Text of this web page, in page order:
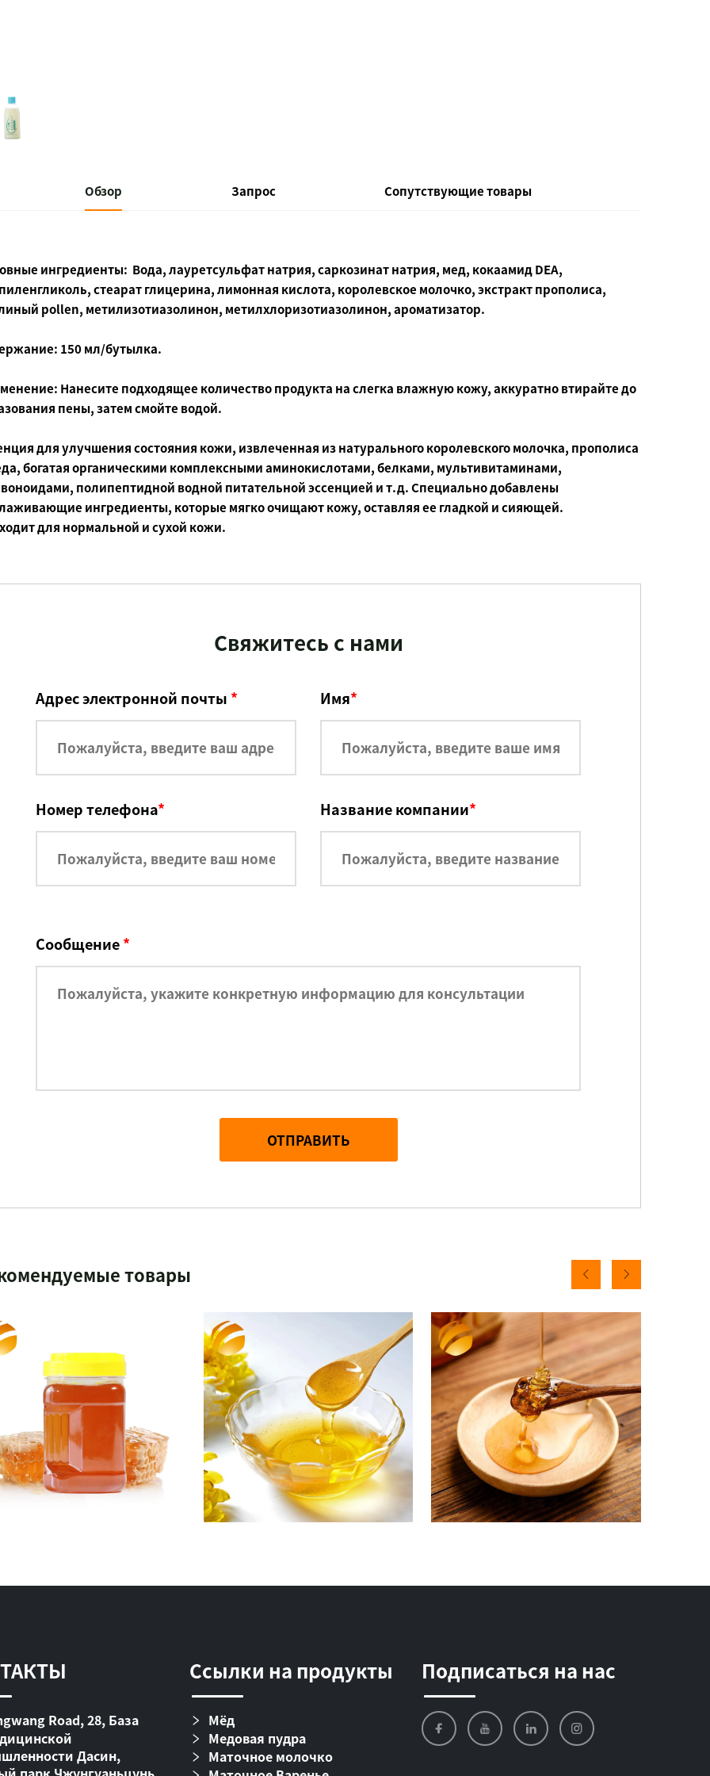
Обзор Запрос Сопутствующие товары
ингредиенты: Вода, лауретсульфат натрия, саркозинат натрия, мед, кокаамид DEA,
стеарат глицерина, лимонная кислота, королевское молочко, экстракт прополиса,
pollen, метилизотиазолинон, метилхлоризотиазолинон, ароматизатор.
150 мл/бутылка.
Нанесите подходящее количество продукта на слегка влажную кожу, аккуратно втирайте до
пены, затем смойте водой.
для улучшения состояния кожи, извлеченная из натурального королевского молочка, прополиса
богатая органическими комплексными аминокислотами, белками, мультивитаминами,
полипептидной водной питательной эссенцией и т.д. Специально добавлены
ингредиенты, которые мягко очищают кожу, оставляя ее гладкой и сияющей.
для нормальной и сухой кожи.
Свяжитесь с нами
Адрес электронной почты * Имя*
Номер телефона* Название компании*
Сообщение*
ОТПРАВИТЬ
товары
Road, 28, База
Дасин,
Ссылки на продукты
Мёд
Медовая пудра
Маточное молочко
Подписаться на нас